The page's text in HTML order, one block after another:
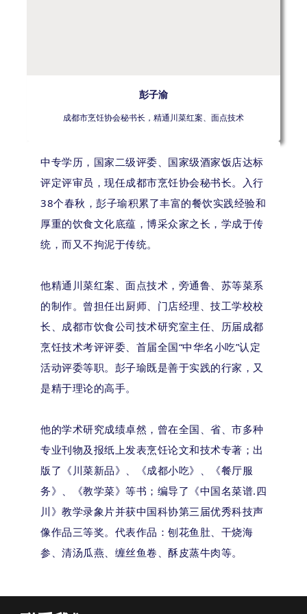
彭子渝
成都市烹饪协会秘书长，精通川菜红案、面点技术
中专学历，国家二级评委、国家级酒家饭店达标
评定评审员，现任成都市烹饪协会秘书长。入行
38个春秋，彭子瑜积累了丰富的餐饮实践经验和
厚重的饮食文化底蕴，博采众家之长，学成于传
统，而又不拘泥于传统。
他精通川菜红案、面点技术，旁通鲁、苏等菜系
的制作。曾担任出厨师、门店经理、技工学校校
长、成都市饮食公司技术研究室主任、历届成都
烹饪技术考评评委、首届全国“中华名小吃”认定
活动评委等职。彭子瑜既是善于实践的行家，又
是精于理论的高手。
他的学术研究成绩卓然，曾在全国、省、市多种
专业刊物及报纸上发表烹饪论文和技术专著；出
版了《川菜新品》、《成都小吃》、《餐厅服
务》、《教学菜》等书；编导了《中国名菜谱.四
川》教学录象片并获中国科协第三届优秀科技声
像作品三等奖。代表作品：刨花鱼肚、干烧海
参、清汤瓜燕、缠丝鱼卷、酥皮蒸牛肉等。